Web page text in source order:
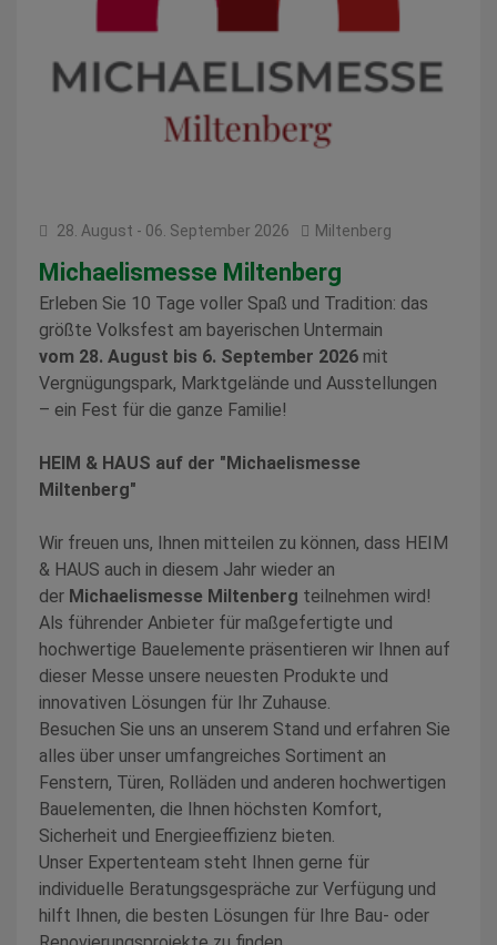
28. August - 06. September 2026 Miltenberg
Michaelismesse Miltenberg
Erleben Sie 10 Tage voller Spaß und Tradition: das
größte Volksfest am bayerischen Untermain
vom 28. August bis 6. September 2026 mit
Vergnügungspark, Marktgelände und Ausstellungen
– ein Fest für die ganze Familie!
HEIM & HAUS auf der "Michaelismesse
Miltenberg"
Wir freuen uns, Ihnen mitteilen zu können, dass HEIM
& HAUS auch in diesem Jahr wieder an
der Michaelismesse Miltenberg teilnehmen wird!
Als führender Anbieter für maßgefertigte und
hochwertige Bauelemente präsentieren wir Ihnen auf
dieser Messe unsere neuesten Produkte und
innovativen Lösungen für Ihr Zuhause.
Besuchen Sie uns an unserem Stand und erfahren Sie
alles über unser umfangreiches Sortiment an
Fenstern, Türen, Rolläden und anderen hochwertigen
Bauelementen, die Ihnen höchsten Komfort,
Sicherheit und Energieeffizienz bieten.
Unser Expertenteam steht Ihnen gerne für
individuelle Beratungsgespräche zur Verfügung und
hilft Ihnen, die besten Lösungen für Ihre Bau- oder